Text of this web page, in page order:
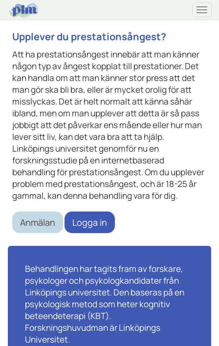
Upplever du prestationsångest?
Att ha prestationsångest innebär att man känner
någon typ av ångest kopplat till prestationer. Det
kan handla om att man känner stor press att det
man gör ska bli bra, eller är mycket orolig för att
misslyckas. Det är helt normalt att känna såhär
ibland, men om man upplever att detta är så pass
jobbigt att det påverkar ens mående eller hur man
lever sitt liv, kan det vara bra att ta hjälp.
Linköpings universitet genomför nu en
forskningsstudie på en internetbaserad
behandling för prestationsångest. Om du upplever
problem med prestationsångest, och är 18-25 år
gammal, kan denna behandling vara för dig.
Anmälan Logga in
Behandlingen har tagits fram av forskare,
psykologer och psykologkandidater från
Linköpings universitet. Den baseras på en
psykologisk metod som heter kognitiv
beteendeterapi (KBT).
Forskningshuvudman är Linköpings
Universitet.